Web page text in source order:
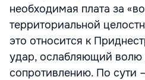
необходимая плата за
территориальной
это относится к
удар, ослабляющий волю
сопротивлению. По сути